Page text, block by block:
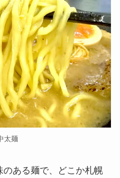
太麺
ある麺で、どこか札幌